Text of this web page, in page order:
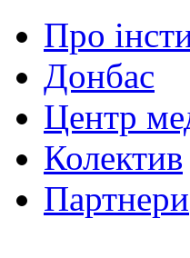
Про
Донбас
Центр
Колектив
Партнери